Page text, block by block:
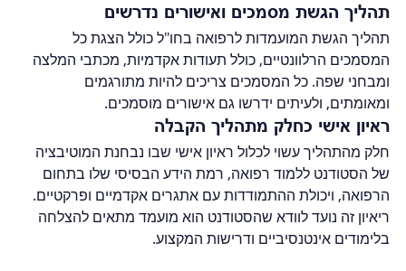
תהליך הגשת מסמכים ואישורים נדרשים
תהליך הגשת המועמדות לרפואה בחו"ל כולל הצגת כל
המסמכים הרלוונטיים, כולל תעודות אקדמיות, מכתבי המלצה
ומבחני שפה. כל המסמכים צריכים להיות מתורגמים
ומאומתים, ולעיתים ידרשו גם אישורים מוסמכים.
ראיון אישי כחלק מתהליך הקבלה
חלק מהתהליך עשוי לכלול ראיון אישי שבו נבחנת המוטיבציה
של הסטודנט ללמוד רפואה, רמת הידע הבסיסי שלו בתחום
הרפואה, ויכולת ההתמודדות עם אתגרים אקדמיים ופרקטיים.
ריאיון זה נועד לוודא שהסטודנט הוא מועמד מתאים להצלחה
בלימודים אינטנסיביים ודרישות המקצוע.